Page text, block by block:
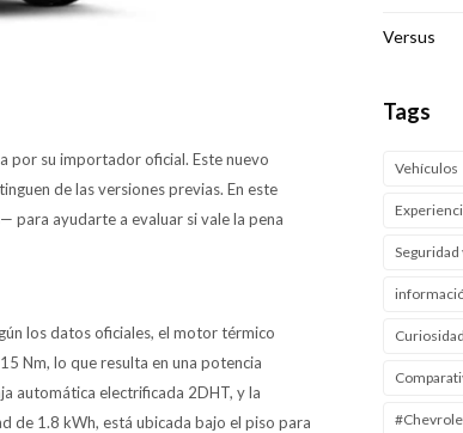
por su importador oficial. Este nuevo
de las versiones previas. En este
para ayudarte a evaluar si vale la pena
los datos oficiales, el motor térmico
Nm, lo que resulta en una potencia
automática electrificada 2DHT, y la
de 1.8 kWh, está ubicada bajo el piso para
Versus
Tags
Vehículos